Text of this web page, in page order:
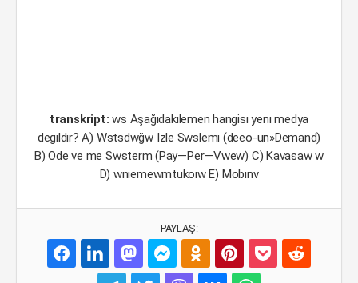
transkript:ws Aşağıdakılemen hangisı yenı medya
degıldır? A) Wstsdwğw Izle Swslemı (deeo-un»Demand)
B) Ode ve me Swsterm (Pay—Per—Vwew) C) Kavasaw w
D) wnıemewmtukoıw E) Mobınv
PAYLAŞ: